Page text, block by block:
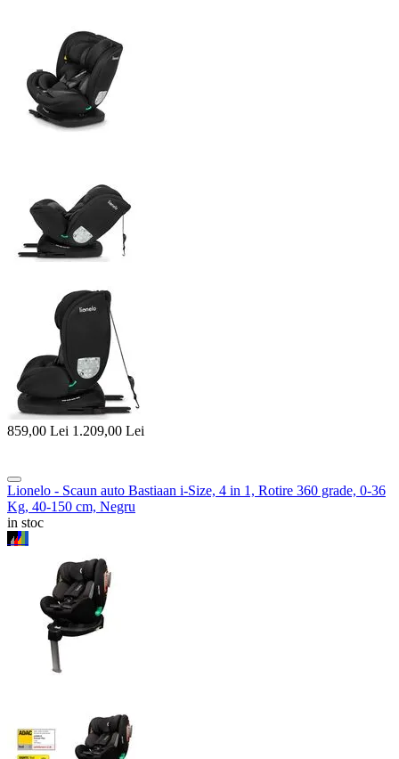
859,00 Lei 1.209,00 Lei
Lionelo - Scaun auto Bastiaan i-Size, 4 in 1, Rotire 360 grade, 0-36
Kg, 40-150 cm, Negru
in stoc